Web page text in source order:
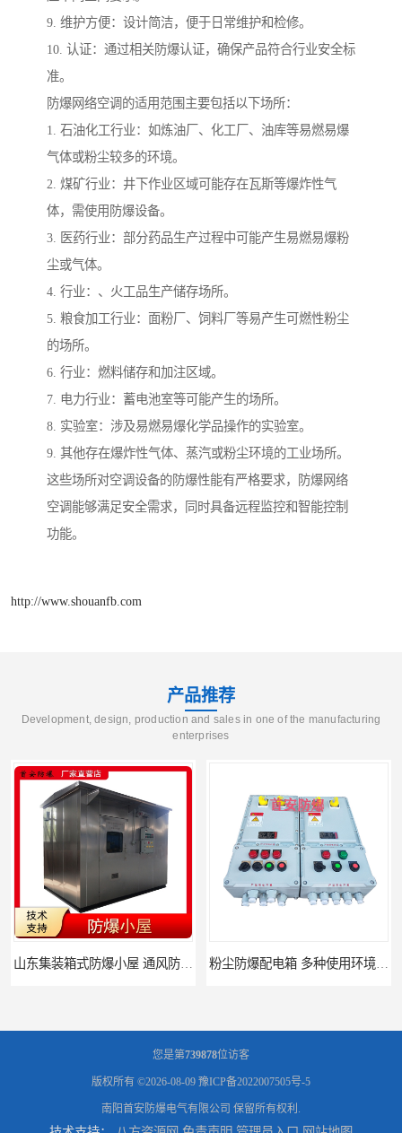
9. 维护方便：设计简洁，便于日常维护和检修。
10. 认证：通过相关防爆认证，确保产品符合行业安全标
准。
防爆网络空调的适用范围主要包括以下场所：
1. 石油化工行业：如炼油厂、化工厂、油库等易燃易爆
气体或粉尘较多的环境。
2. 煤矿行业：井下作业区域可能存在瓦斯等爆炸性气
体，需使用防爆设备。
3. 医药行业：部分药品生产过程中可能产生易燃易爆粉
尘或气体。
4. 行业：、火工品生产储存场所。
5. 粮食加工行业：面粉厂、饲料厂等易产生可燃性粉尘
的场所。
6. 行业：燃料储存和加注区域。
7. 电力行业：蓄电池室等可能产生的场所。
8. 实验室：涉及易燃易爆化学品操作的实验室。
9. 其他存在爆炸性气体、蒸汽或粉尘环境的工业场所。
这些场所对空调设备的防爆性能有严格要求，防爆网络
空调能够满足安全需求，同时具备远程监控和智能控制
功能。
http://www.shouanfb.com
产品推荐
Development, design, production and sales in one of the manufacturing
enterprises
您是第739878位访客
版权所有 ©2026-08-09 豫ICP备2022007505号-5
南阳首安防爆电气有限公司 保留所有权利.